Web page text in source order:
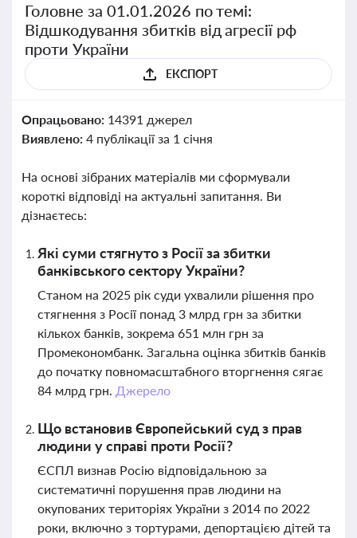
Головне за 01.01.2026 по темі:
Відшкодування збитків від агресії рф
проти України
ЕКСПОРТ
Опрацьовано: 14391 джерел
Виявлено: 4 публікації за 1 січня
На основі зібраних матеріалів ми сформували
короткі відповіді на актуальні запитання. Ви
дізнаєтесь:
Які суми стягнуто з Росії за збитки
банківського сектору України?
Станом на 2025 рік суди ухвалили рішення про
стягнення з Росії понад 3 млрд грн за збитки
кількох банків, зокрема 651 млн грн за
Промекономбанк. Загальна оцінка збитків банків
до початку повномасштабного вторгнення сягає
84 млрд грн. Джерело
Що встановив Європейський суд з прав
людини у справі проти Росії?
ЄСПЛ визнав Росію відповідальною за
систематичні порушення прав людини на
окупованих територіях України з 2014 по 2022
роки, включно з тортурами, депортацією дітей та